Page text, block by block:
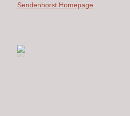
Sendenhorst Homepage